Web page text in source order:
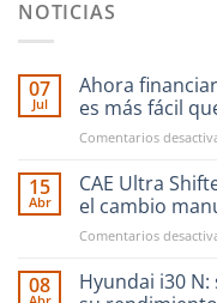
NOTICIAS
07
Jul
Ahora
es más fácil
Comentarios
15
Abr
CAE Ultra
el cambio
Comentarios
08
Hyundai i30